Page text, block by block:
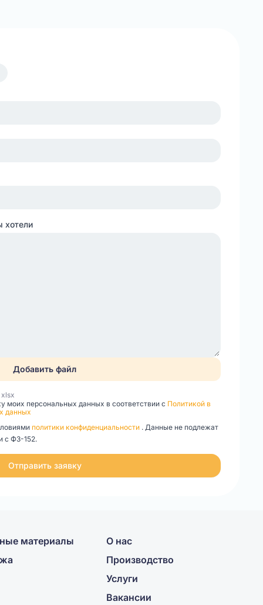
хотели
Добавить файл
xlsx
моих персональных данных в соответствии с Политикой в
данных
политики конфиденциальности . Данные не подлежат
с ФЗ-152.
Отправить заявку
материалы
О нас
Производство
Услуги
Вакансии